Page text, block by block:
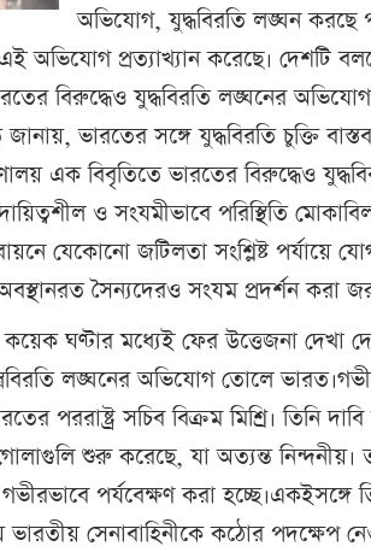
অভিযোগ, যুদ্ধবিরতি লঙ্ঘন করছে
অভিযোগ প্রত্যাখ্যান করেছে। দেশটি
বিরুদ্ধেও যুদ্ধবিরতি লঙ্ঘনের
ভারতের সঙ্গে যুদ্ধবিরতি চুক্তি
এক বিবৃতিতে ভারতের বিরুদ্ধেও
ও সংযমীভাবে পরিস্থিতি
যেকোনো জটিলতা সংশ্লিষ্ট পর্যায়ে
সৈন্যদেরও সংযম প্রদর্শন করা
ঘণ্টার মধ্যেই ফের উত্তেজনা দেখা
লঙ্ঘনের অভিযোগ তোলে
পররাষ্ট্র সচিব বিক্রম মিশ্রি। তিনি
শুরু করেছে, যা অত্যন্ত নিন্দনীয়।
পর্যবেক্ষণ করা হচ্ছে।একইসঙ্গে
সেনাবাহিনীকে কঠোর পদক্ষেপ